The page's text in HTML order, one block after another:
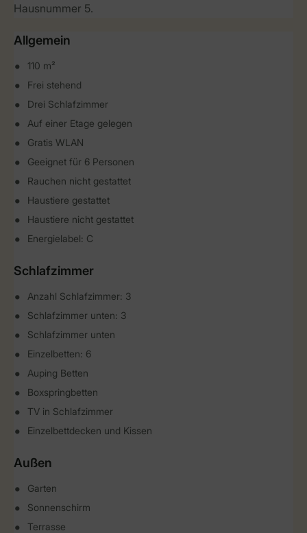
Hausnummer 5.
Allgemein
110 m²
Frei stehend
Drei Schlafzimmer
Auf einer Etage gelegen
Gratis WLAN
Geeignet für 6 Personen
Rauchen nicht gestattet
Haustiere gestattet
Haustiere nicht gestattet
Energielabel: C
Schlafzimmer
Anzahl Schlafzimmer: 3
Schlafzimmer unten: 3
Schlafzimmer unten
Einzelbetten: 6
Auping Betten
Boxspringbetten
TV in Schlafzimmer
Einzelbettdecken und Kissen
Außen
Garten
Sonnenschirm
Terrasse